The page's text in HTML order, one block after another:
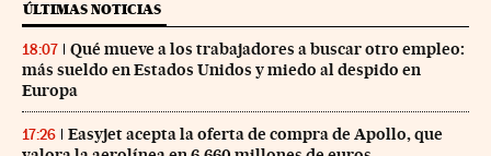
ÚLTIMAS NOTICIAS
18:07
Qué mueve a los trabajadores a buscar otro empleo:
más sueldo en Estados Unidos y miedo al despido en
Europa
17:26
Easyjet acepta la oferta de compra de Apollo, que